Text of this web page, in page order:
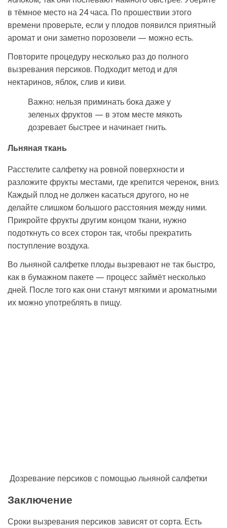
в тёмное место на 24 часа. По прошествии этого
времени проверьте, если у плодов появился приятный
аромат и они заметно порозовели — можно есть.
Повторите процедуру несколько раз до полного
вызревания персиков. Подходит метод и для
нектаринов, яблок, слив и киви.
Важно: нельзя приминать бока даже у
зеленых фруктов — в этом месте мякоть
дозревает быстрее и начинает гнить.
Льняная ткань
Расстелите салфетку на ровной поверхности и
разложите фрукты местами, где крепится черенок, вниз.
Каждый плод не должен касаться другого, но не
делайте слишком большого расстояния между ними.
Прикройте фрукты другим концом ткани, нужно
подоткнуть со всех сторон так, чтобы прекратить
поступление воздуха.
Во льняной салфетке плоды вызревают не так быстро,
как в бумажном пакете — процесс займёт несколько
дней. После того как они станут мягкими и ароматными
их можно употреблять в пищу.
Дозревание персиков с помощью льняной салфетки
Заключение
Сроки вызревания персиков зависят от сорта. Есть